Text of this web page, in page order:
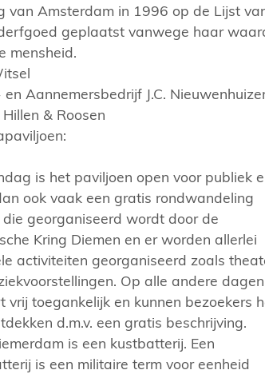
van Amsterdam in 1996 op de Lijst
geplaatst vanwege haar
mensheid.
Aannemersbedrijf J.C.
Hillen & Roosen
is het paviljoen open voor publiek
ook vaak een gratis rondwandeling
georganiseerd wordt door de
Kring Diemen en er worden allerlei
activiteiten georganiseerd zoals
Op alle andere
vrij toegankelijk en kunnen bezoekers
d.m.v. een gratis beschrijving.
is een kustbatterij. Een
is een militaire term voor eenheid